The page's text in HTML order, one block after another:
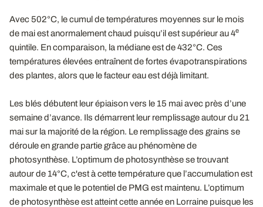
Avec 502°C, le cumul de températures moyennes sur le mois
de mai est anormalement chaud puisqu’il est supérieur au 4e
quintile. En comparaison, la médiane est de 432°C. Ces
températures élevées entraînent de fortes évapotranspirations
des plantes, alors que le facteur eau est déjà limitant.
Les blés débutent leur épiaison vers le 15 mai avec près d’une
semaine d’avance. Ils démarrent leur remplissage autour du 21
mai sur la majorité de la région. Le remplissage des grains se
déroule en grande partie grâce au phénomène de
photosynthèse. L’optimum de photosynthèse se trouvant
autour de 14°C, c'est à cette température que l’accumulation est
maximale et que le potentiel de PMG est maintenu. L’optimum
de photosynthèse est atteint cette année en Lorraine puisque les